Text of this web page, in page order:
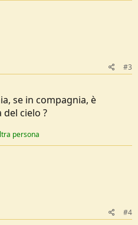
#3
se in compagnia, è
cielo ?
persona
#4